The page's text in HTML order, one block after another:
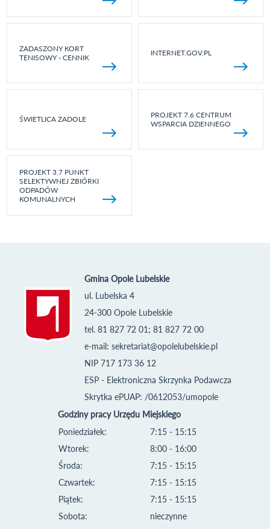
ZADASZONY KORT
TENISOWY - CENNIK
INTERNET.GOV.PL
ŚWIETLICA ZADOLE
PROJEKT 7.6 CENTRUM
WSPARCIA DZIENNEGO
PROJEKT 3.7 PUNKT
SELEKTYWNEJ ZBIÓRKI
ODPADÓW
KOMUNALNYCH
Gmina Opole Lubelskie
ul. Lubelska 4
24-300 Opole Lubelskie
tel. 81 827 72 01; 81 827 72 00
e-mail: sekretariat@opolelubelskie.pl
NIP 717 173 36 12
ESP - Elektroniczna Skrzynka Podawcza
Skrytka ePUAP: /0612053/umopole
Godziny pracy Urzędu Miejskiego
Poniedziałek:
Wtorek:
Środa:
Czwartek:
Piątek:
Sobota:
7:15 - 15:15
8:00 - 16:00
7:15 - 15:15
7:15 - 15:15
7:15 - 15:15
nieczynne